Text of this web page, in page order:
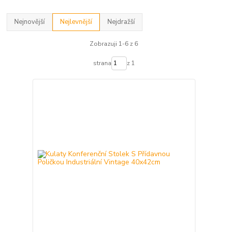
Nejnovější Nejlevnější Nejdražší
Zobrazuji 1-6 z 6
strana z 1